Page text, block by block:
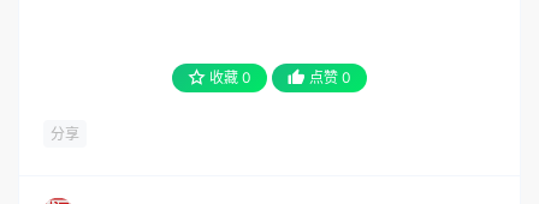
收藏 0 点赞 0
分享